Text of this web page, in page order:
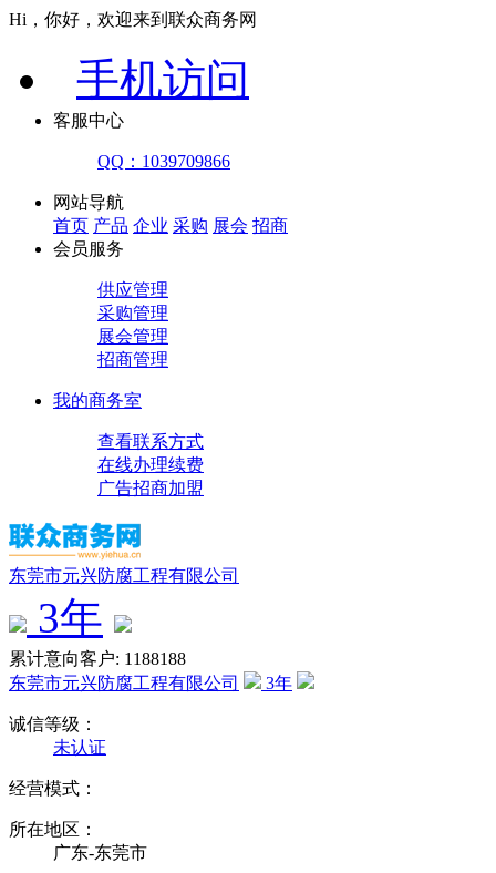
Hi，你好，欢迎来到联众商务网
手机访问
客服中心
QQ：1039709866
网站导航
首页 产品 企业 采购 展会 招商
会员服务
供应管理
采购管理
展会管理
招商管理
我的商务室
查看联系方式
在线办理续费
广告招商加盟
东莞市元兴防腐工程有限公司
3年
累计意向客户: 1188188
东莞市元兴防腐工程有限公司
3年
诚信等级：
未认证
经营模式：
所在地区：
广东-东莞市